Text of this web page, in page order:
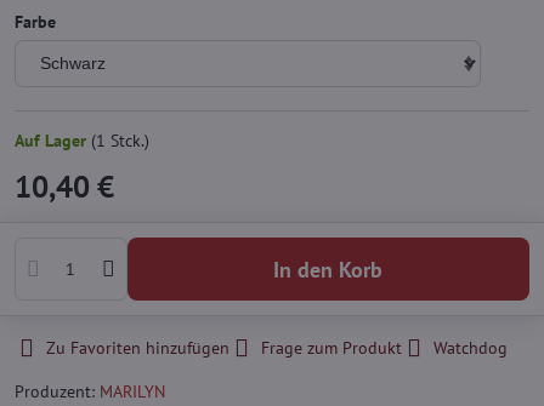
Farbe
Auf Lager (1 Stck.)
10,40 €
In den Korb
Zu Favoriten hinzufügen Frage zum Produkt
Watchdog
Produzent: MARILYN